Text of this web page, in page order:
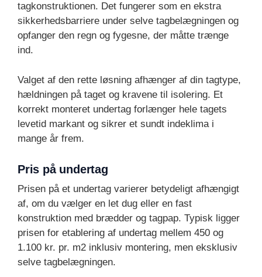
tagkonstruktionen. Det fungerer som en ekstra
sikkerhedsbarriere under selve tagbelægningen og
opfanger den regn og fygesne, der måtte trænge
ind.
Valget af den rette løsning afhænger af din tagtype,
hældningen på taget og kravene til isolering. Et
korrekt monteret undertag forlænger hele tagets
levetid markant og sikrer et sundt indeklima i
mange år frem.
Pris på undertag
Prisen på et undertag varierer betydeligt afhængigt
af, om du vælger en let dug eller en fast
konstruktion med brædder og tagpap. Typisk ligger
prisen for etablering af undertag mellem 450 og
1.100 kr. pr. m2 inklusiv montering, men eksklusiv
selve tagbelægningen.